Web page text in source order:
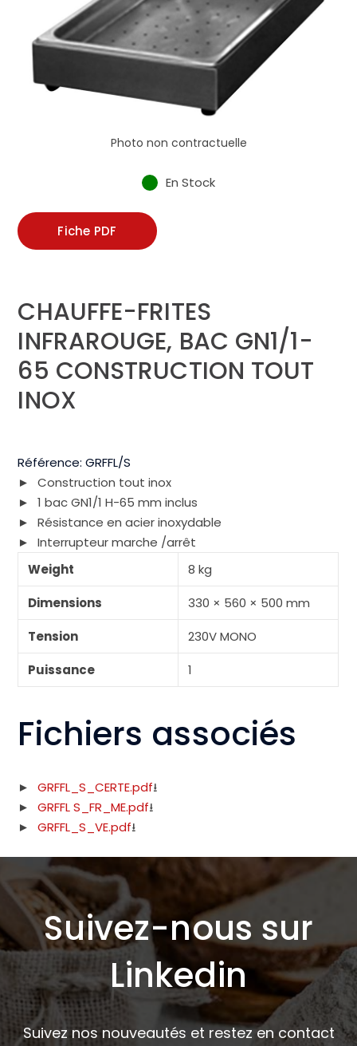
Photo non contractuelle
En Stock
Fiche PDF
CHAUFFE-FRITES
INFRAROUGE, BAC GN1/1-
65 CONSTRUCTION TOUT
INOX
Référence:GRFFL/S
Construction tout inox
1 bac GN1/1 H-65 mm inclus
Résistance en acier inoxydable
Interrupteur marche /arrêt
Weight
8 kg
Dimensions
330 × 560 × 500 mm
Tension
230V MONO
Puissance
1
Fichiers associés
GRFFL_S_CERTE.pdf
GRFFL S_FR_ME.pdf
GRFFL_S_VE.pdf
Suivez-nous sur
Linkedin
Suivez nos nouveautés et restez en contact